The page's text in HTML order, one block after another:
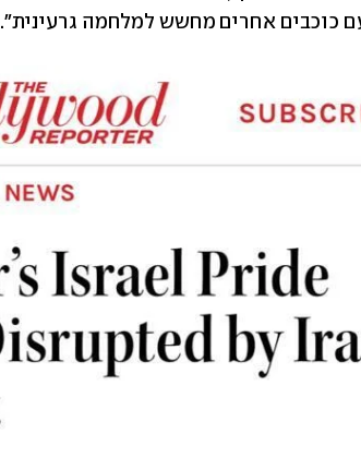
כוכבים אחרים מחשש למלחמה גרעינית".